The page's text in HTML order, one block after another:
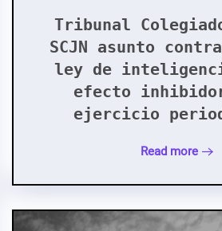
Tribunal
SCJN asunto
ley de
efecto
ejercicio
Read more